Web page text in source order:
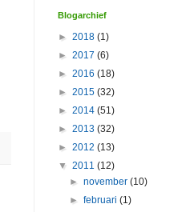
Blogarchief
► 2018 (1)
► 2017 (6)
► 2016 (18)
► 2015 (32)
► 2014 (51)
► 2013 (32)
► 2012 (13)
▼ 2011 (12)
►november(10)
►februari(1)